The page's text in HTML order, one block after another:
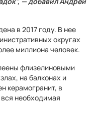
в 2017 году. В нее
округах
миллиона человек.
флизелиновыми
на балконах и
керамогранит, в
необходимая